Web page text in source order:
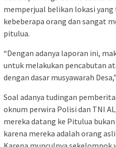
memperjual belikan lokasi
kebeberapa orang dan sangat
pitulua.
“Dengan adanya laporan ini,
untuk melakukan pencabutan
dengan dasar musyawarah
Soal adanya tudingan
oknum perwira Polisi dan TNI
mereka datang ke Pitulua
karena mereka adalah orang